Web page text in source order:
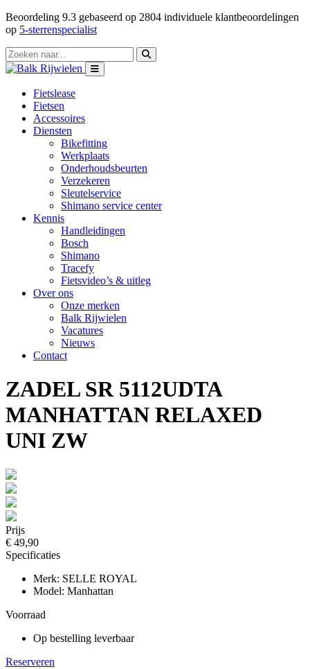
Beoordeling 9.3 gebaseerd op 2804 individuele klantbeoordelingen
op 5-sterrenspecialist
Fietslease
Fietsen
Accessoires
Diensten
Bikefitting
Werkplaats
Onderhoudsbeurten
Verzekeren
Sleutelservice
Shimano service center
Kennis
Handleidingen
Bosch
Shimano
Tracefy
Fietsvideo’s & uitleg
Over ons
Onze merken
Balk Rijwielen
Vacatures
Nieuws
Contact
ZADEL SR 5112UDTA
MANHATTAN RELAXED
UNI ZW
Prijs
€ 49,90
Specificaties
Merk: SELLE ROYAL
Model: Manhattan
Voorraad
Op bestelling leverbaar
Reserveren